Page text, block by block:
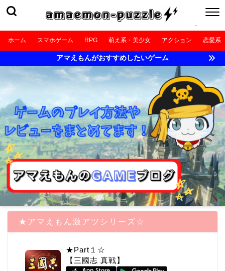
ホーム スマホゲーム RPG 萌え系・美少女 アクション 恋愛系
アマえもんがおすすめしたいゲーム
★アマえもん激アツシリーズ☆
★Part１☆
【三國志 真戦】